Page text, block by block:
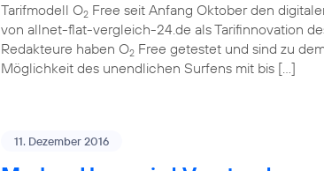
Tarifmodell O2 Free seit Anfang Oktober den
von allnet-flat-vergleich-24.de als Tarifinnovation
Redakteure haben O2 Free getestet und sind zu
Möglichkeit des unendlichen Surfens mit bis […]
11. Dezember 2016